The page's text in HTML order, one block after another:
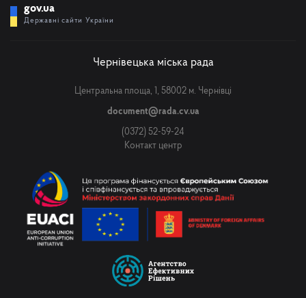
gov.ua
Державні сайти України
Чернівецька міська рада
Центральна площа, 1, 58002 м. Чернівці
document@rada.cv.ua
(0372) 52-59-24
Контакт центр